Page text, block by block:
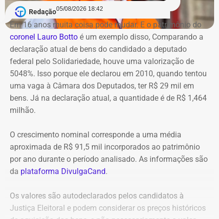
acesso.
Na avaliação dos auditores, o conjunto das evidências
aponta indícios relevantes de irregularidades na execução
e fiscalização contratual, além de fragilidades na
confiabilidade das informações produzidas. O relatório
foi encaminhado ao Ministério Público, ao Tribunal de
Contas e ao Conselho Administrativo de Defesa
Econômica (Cade).
Nova gestão amplia pente-fino no
instituto
As novas suspeitas surgem menos de um mês após o
Ministério Público que investigou um suposto esquema
de desvio de recursos públicos de aproximadamente R$
acordo com o Centro de Operações, não houve alterações
na circulação de ônibus pela região. Ainda segundo o
COR, uma faixa de rolamento da pista está ocupada para
que os bombeiros possam atuar no combate às chamas.
Equipes do quartel do Grajaú do Corpo de Bombeiros
seguem no local trabalhando para controlar o incêndio.
Até o momento, não há informação sobre feridos.
Também não se sabe o que causou o fogo na área.
Redação05/08/2026 18:42
Em 16 anos muita coisa pode mudar. E o patrimônio do
coronel Lauro Botto é um exemplo disso, Comparando a
declaração atual de bens do candidado a deputado
federal pelo Solidariedade, houve uma valorização de
5048%. Isso porque ele declarou em 2010, quando tentou
uma vaga à Câmara dos Deputados, ter R$ 29 mil em
bens. Já na declaração atual, a quantidade é de R$ 1,464
milhão.
O crescimento nominal corresponde a uma média
aproximada de R$ 91,5 mil incorporados ao patrimônio
por ano durante o período analisado. As informações são
da plataforma DivulgaCand.
Os valores são autodeclarados pelos candidatos à
Justiça Eleitoral e podem considerar os preços históricos